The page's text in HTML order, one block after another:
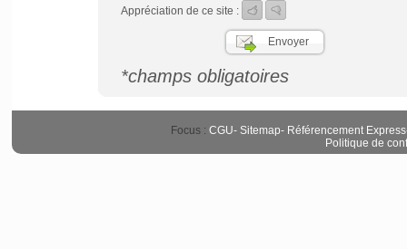
Appréciation de ce site :
*champs obligatoires
Focus : CGU- Sitemap- Référencement Express
Politique de